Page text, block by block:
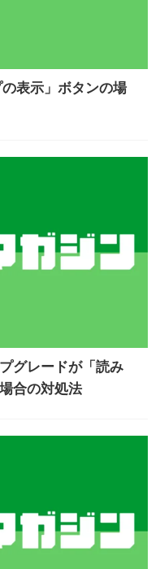
表示」ボタンの場
グレードが「読み
合の対処法